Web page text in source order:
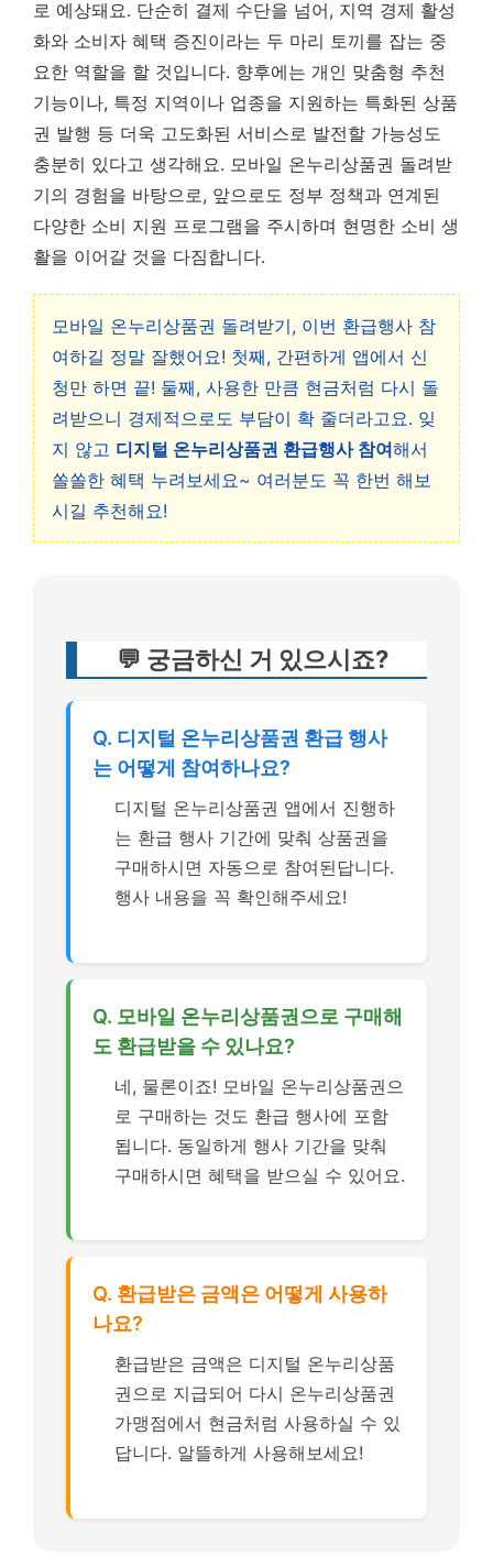
로 예상돼요. 단순히 결제 수단을 넘어, 지역 경제 활성
화와 소비자 혜택 증진이라는 두 마리 토끼를 잡는 중
요한 역할을 할 것입니다. 향후에는 개인 맞춤형 추천
기능이나, 특정 지역이나 업종을 지원하는 특화된 상품
권 발행 등 더욱 고도화된 서비스로 발전할 가능성도
충분히 있다고 생각해요. 모바일 온누리상품권 돌려받
기의 경험을 바탕으로, 앞으로도 정부 정책과 연계된
다양한 소비 지원 프로그램을 주시하며 현명한 소비 생
활을 이어갈 것을 다짐합니다.
모바일 온누리상품권 돌려받기, 이번 환급행사 참
여하길 정말 잘했어요! 첫째, 간편하게 앱에서 신
청만 하면 끝! 둘째, 사용한 만큼 현금처럼 다시 돌
려받으니 경제적으로도 부담이 확 줄더라고요. 잊
지 않고 디지털 온누리상품권 환급행사 참여해서
쏠쏠한 혜택 누려보세요~ 여러분도 꼭 한번 해보
시길 추천해요!
💬 궁금하신 거 있으시죠?
Q. 디지털 온누리상품권 환급 행사
는 어떻게 참여하나요?
디지털 온누리상품권 앱에서 진행하
는 환급 행사 기간에 맞춰 상품권을
구매하시면 자동으로 참여된답니다.
행사 내용을 꼭 확인해주세요!
Q. 모바일 온누리상품권으로 구매해
도 환급받을 수 있나요?
네, 물론이죠! 모바일 온누리상품권으
로 구매하는 것도 환급 행사에 포함
됩니다. 동일하게 행사 기간을 맞춰
구매하시면 혜택을 받으실 수 있어요.
Q. 환급받은 금액은 어떻게 사용하
나요?
환급받은 금액은 디지털 온누리상품
권으로 지급되어 다시 온누리상품권
가맹점에서 현금처럼 사용하실 수 있
답니다. 알뜰하게 사용해보세요!